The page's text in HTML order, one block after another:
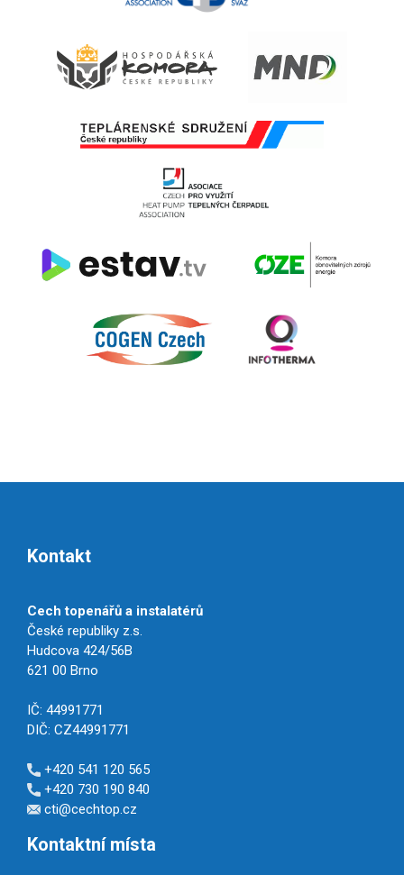
Kontakt
Cech topenářů a instalatérů
České republiky z.s.
Hudcova 424/56B
621 00 Brno
IČ: 44991771
DIČ: CZ44991771
+420 541 120 565
+420 730 190 840
cti@cechtop.cz
Kontaktní místa